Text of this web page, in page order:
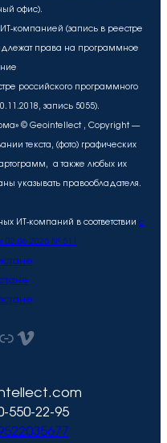
офис).
компанией (запись в реестре
права на программное
российского программного
запись 5055).
© Geointellect , Copyright —
текста, (фото) графических
а также любых их
указывать правообладателя.
ИТ-компаний в соответствии с
№ 511
Рутуб Vimeo
550-22-95